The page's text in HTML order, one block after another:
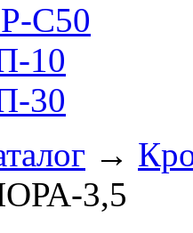
С50
10
30
→
3,5